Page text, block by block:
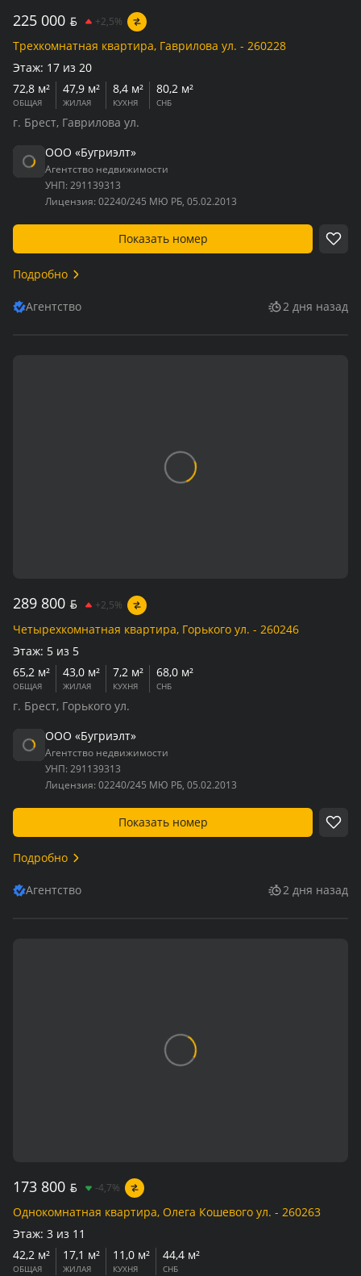
225 000 BYN +2,5%
Трехкомнатная квартира, Гаврилова ул. - 260228
Этаж: 17 из 20
72,8 м²
ОБЩАЯ
47,9 м²
ЖИЛАЯ
8,4 м²
КУХНЯ
80,2 м²
СНБ
г. Брест, Гаврилова ул.
ООО «Бугриэлт»
Агентство недвижимости
УНП: 291139313
Лицензия: 02240/245 МЮ РБ, 05.02.2013
Показать номер
Подробно
Агентство 2 дня назад
289 800 BYN +2,5%
Четырехкомнатная квартира, Горького ул. - 260246
Этаж: 5 из 5
65,2 м²
ОБЩАЯ
43,0 м²
ЖИЛАЯ
7,2 м²
КУХНЯ
68,0 м²
СНБ
г. Брест, Горького ул.
ООО «Бугриэлт»
Агентство недвижимости
УНП: 291139313
Лицензия: 02240/245 МЮ РБ, 05.02.2013
Показать номер
Подробно
Агентство 2 дня назад
173 800 BYN -4,7%
Однокомнатная квартира, Олега Кошевого ул. - 260263
Этаж: 3 из 11
42,2 м²
ОБЩАЯ
17,1 м²
ЖИЛАЯ
11,0 м²
КУХНЯ
44,4 м²
СНБ